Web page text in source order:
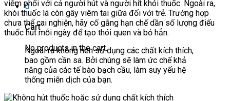
0
Cart
No products in the cart.
viêm phổi với cả người hút và người hít khói thuốc. Ngoài ra,
khói thuốc lá còn gây viêm tai giữa đối với trẻ. Trường hợp
chưa thể cai nghiện, hãy cố gắng hạn chế dần số lượng điếu
thuốc hút mỗi ngày để tạo thói quen và bỏ hẳn.
Ngoài ra không nên sử dụng các chất kích thích,
bao gồm cần sa. Bởi chúng sẽ làm ức chế khả
năng của các tế bào bạch cầu, làm suy yếu hệ
thống miễn dịch của bạn.